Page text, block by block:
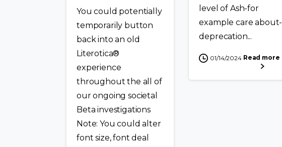
You could potentially
temporarily button
back into an old
Literotica®
experience
throughout the all of
our ongoing societal
Beta investigations
Note: You could alter
font size, font deal
level of Ash-for
example care about-
deprecation...
01/14/2024 Read more